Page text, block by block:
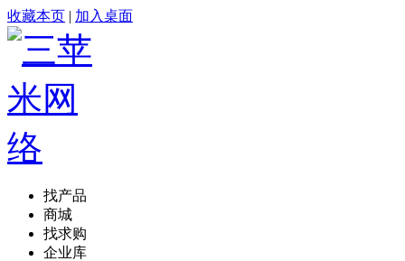
收藏本页 | 加入桌面
找产品
商城
找求购
企业库